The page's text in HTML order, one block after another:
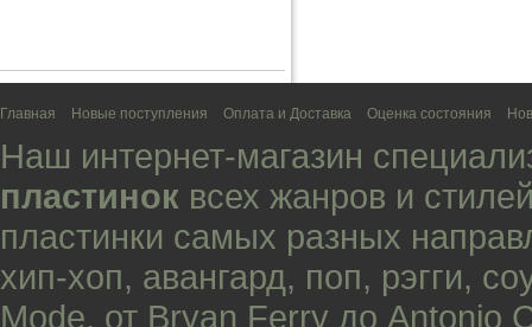
Главная Новые поступления Оплата и Доставка Оценка состояния
Наш интернет-магазин
пластинок всех жанров и
пластинки самых разных
хип-хоп, авангард, поп, рэгги,
Mode, от Bryan Ferry до Antonio